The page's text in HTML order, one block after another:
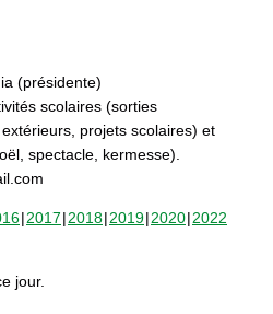
(présidente)
scolaires (sorties
projets scolaires) et
spectacle, kermesse).
2017 2018 2019 2020 2022
jour.